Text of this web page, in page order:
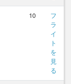
10
フ
ラ
イ
ト
を
見
る